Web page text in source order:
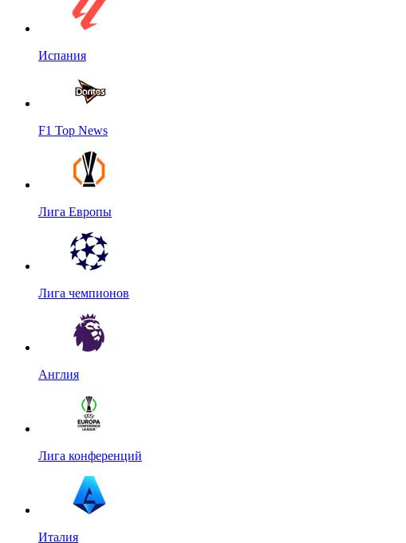
Испания
F1 Top News
Лига Европы
Лига чемпионов
Англия
Лига конференций
Италия